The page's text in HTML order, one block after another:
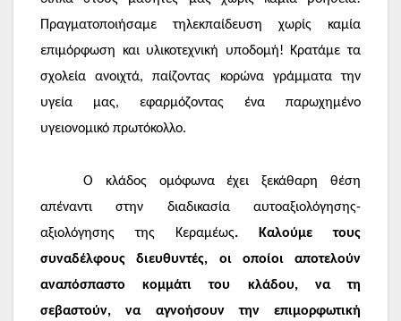
Πραγματοποιήσαμε τηλεκπαίδευση χωρίς καμία
επιμόρφωση και υλικοτεχνική υποδομή! Κρατάμε τα
σχολεία ανοιχτά, παίζοντας κορώνα γράμματα την
υγεία μας, εφαρμόζοντας ένα παρωχημένο
υγειονομικό πρωτόκολλο.
Ο κλάδος ομόφωνα έχει ξεκάθαρη θέση
απέναντι στην διαδικασία αυτοαξιολόγησης-
αξιολόγησης της Κεραμέως. Καλούμε τους
συναδέλφους διευθυντές, οι οποίοι αποτελούν
αναπόσπαστο κομμάτι του κλάδου, να τη
σεβαστούν, να αγνοήσουν την επιμορφωτική